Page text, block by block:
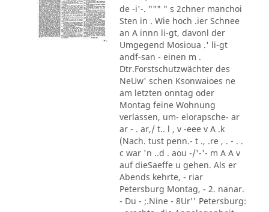
de -i'-. """ " s 2chner manchoi
Sten in . Wie hoch .ier Schnee
an A innn li-gt, davonl der
Umgegend Mosioua .' li-gt
andf-san - einen m .
Dtr.Forstschutzwächter des
NeUw' schen Ksonwaioes ne
am letzten onntag oder
Montag feine Wohnung
verlassen, um- elorapsche- ar
ar - . ar,/ t.. l , v -eee v A .k
(Nach. tust penn.- t ., .re , . - . .
c war 'n ..d . aou -/'-'- m A A v
auf dieSaeffe u gehen. Als er
Abends kehrte, - riar
Petersburg Montag, - 2. nanar.
- Du - ;.Nine - 8Ur'' Petersburg: